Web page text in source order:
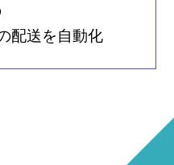
配送を自動化